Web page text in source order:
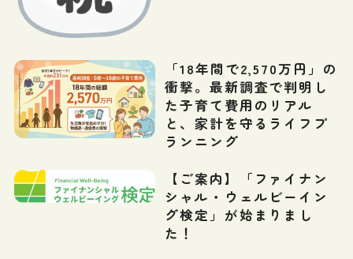
「18年間で2,570万円」の
衝撃。最新調査で判明し
た子育て費用のリアル
と、家計を守るライフプ
ランニング
【ご案内】「ファイナン
シャル・ウェルビーイン
グ検定」が始まりまし
た！